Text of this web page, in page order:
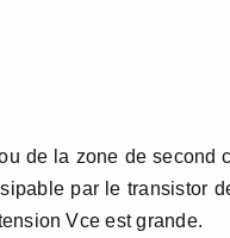
de la zone de second
par le transistor
Vce est grande.